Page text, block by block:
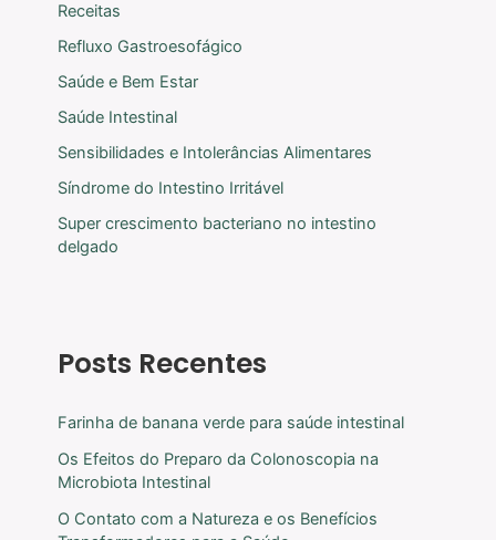
Receitas
Refluxo Gastroesofágico
Saúde e Bem Estar
Saúde Intestinal
Sensibilidades e Intolerâncias Alimentares
Síndrome do Intestino Irritável
Super crescimento bacteriano no intestino
delgado
Posts Recentes
Farinha de banana verde para saúde intestinal
Os Efeitos do Preparo da Colonoscopia na
Microbiota Intestinal
O Contato com a Natureza e os Benefícios